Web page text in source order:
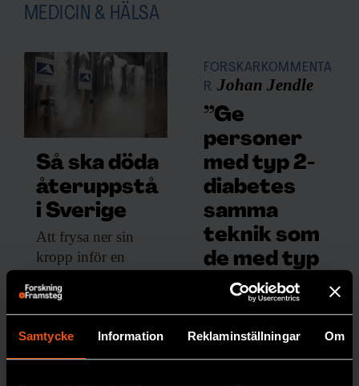
Samtycke Information Reklaminställningar Om
MEDICIN & HÄLSA
Så ska döda
återuppstå
i Sverige
Att frysa ner sin
kropp inför en
återuppståndelse
kostar drygt två
miljoner kronor. Nu
planeras ett lager för
FORSKARKOMMENTA
R Johan Jendle
”Ge
personer
med typ 2-
diabetes
samma
teknik som
de med typ